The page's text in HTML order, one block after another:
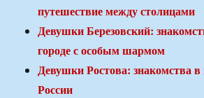
путешествие между столицами
Девушки Березовский:
городе с особым шармом
Девушки Ростова: знакомства
России